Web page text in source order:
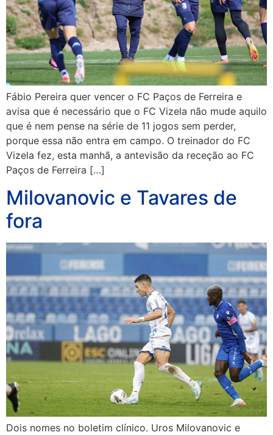
Fábio Pereira quer vencer o FC Paços de Ferreira e
avisa que é necessário que o FC Vizela não mude aquilo
que é nem pense na série de 11 jogos sem perder,
porque essa não entra em campo. O treinador do FC
Vizela fez, esta manhã, a antevisão da receção ao FC
Paços de Ferreira […]
Milovanovic e Tavares de
fora
Dois nomes no boletim clínico. Uros Milovanovic e